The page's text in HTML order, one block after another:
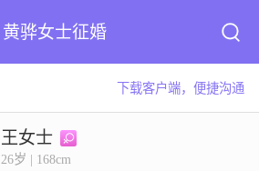
黄骅女士征婚
下载客户端，便捷沟通
王女士
26岁 | 168cm